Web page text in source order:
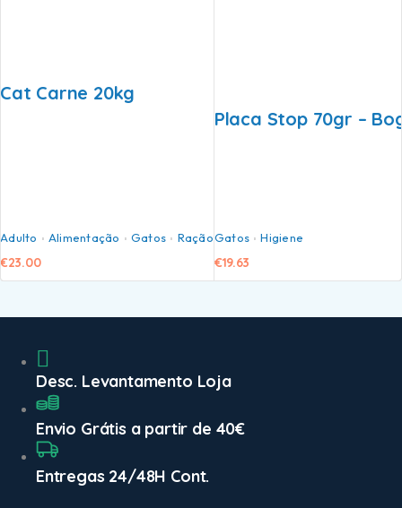
Cat Carne 20kg
Adulto Alimentação Gatos Ração
€23.00
Placa Stop 70gr –
Gatos Higiene
€19.63
Desc. Levantamento Loja
Envio Grátis a partir de 40€
Entregas 24/48H Cont.